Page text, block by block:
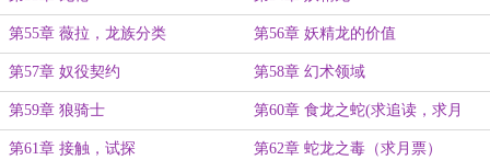
第55章 薇拉，龙族分类 第56章 妖精龙的价值
第57章 奴役契约 第58章 幻术领域
第59章 狼骑士 第60章 食龙之蛇(求追读，求月
票，今天pk推荐)
第61章 接触，试探 第62章 蛇龙之毒（求月票）